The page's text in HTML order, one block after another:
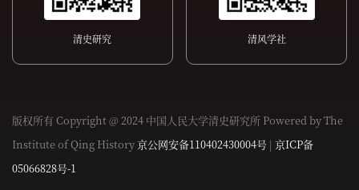
清史研究 清风学社
版权所有 Copyright @ 2024 中国人民大学清史研究所 Powered by The
Institute of Qing History京公网安备110402430004号 | 京ICP备
05066828号-1